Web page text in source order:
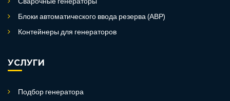
Блоки автоматического ввода резерва (АВР)
Контейнеры для генераторов
УСЛУГИ
Подбор генератора